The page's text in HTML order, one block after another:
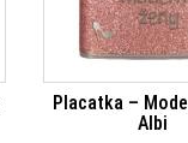
Placatka –
Albi